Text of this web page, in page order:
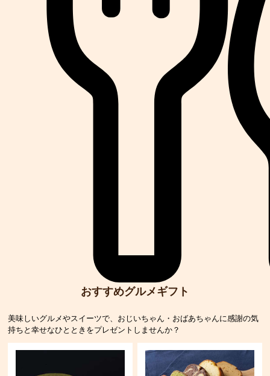
おすすめグルメギフト
美味しいグルメやスイーツで、おじいちゃん・おばあちゃんに感謝の気
持ちと幸せなひとときをプレゼントしませんか？